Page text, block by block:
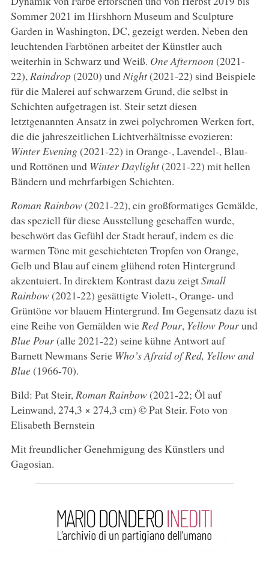
Sommer 2021 im Hirshhorn Museum and Sculpture
Garden in Washington, DC, gezeigt werden. Neben den
leuchtenden Farbtönen arbeitet der Künstler auch
weiterhin in Schwarz und Weiß. One Afternoon (2021-
22), Raindrop(2020) und Night(2021-22) sind Beispiele
für die Malerei auf schwarzem Grund, die selbst in
Schichten aufgetragen ist. Steir setzt diesen
letztgenannten Ansatz in zwei polychromen Werken fort,
die die jahreszeitlichen Lichtverhältnisse evozieren:
Winter Evening(2021-22) in Orange-, Lavendel-, Blau-
und Rottönen und Winter Daylight(2021-22) mit hellen
Bändern und mehrfarbigen Schichten.
Roman Rainbow(2021-22), ein großformatiges Gemälde,
das speziell für diese Ausstellung geschaffen wurde,
beschwört das Gefühl der Stadt herauf, indem es die
warmen Töne mit geschichteten Tropfen von Orange,
Gelb und Blau auf einem glühend roten Hintergrund
akzentuiert. In direktem Kontrast dazu zeigtSmall
Rainbow(2021-22) gesättigte Violett-, Orange- und
Grüntöne vor blauem Hintergrund. Im Gegensatz dazu ist
eine Reihe von Gemälden wie Red Pour, Yellow Pourund
Blue Pour(alle 2021-22) seine kühne Antwort auf
Barnett Newmans Serie Who’s Afraid of Red, Yellow and
Blue(1966-70).
Bild: Pat Steir, Roman Rainbow(2021-22; Öl auf
Leinwand, 274,3 × 274,3 cm) © Pat Steir. Foto von
Elisabeth Bernstein
Mit freundlicher Genehmigung des Künstlers und
Gagosian.